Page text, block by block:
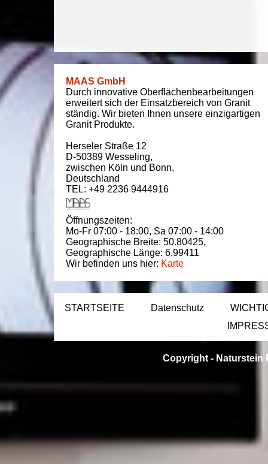
MAAS GmbH
Durch innovative Oberflächenbearbeitungen
erweitert sich der Einsatzbereich von Granit
ständig. Wir bieten Ihnen unsere einzigartigen
Granit Produkte.
Herseler Straße 12
D-50389 Wesseling,
zwischen Köln und Bonn,
Deutschland
TEL: +49 2236 9444916
Öffnungszeiten:
Mo-Fr 07:00 - 18:00, Sa 07:00 - 14:00
Geographische Breite: 50.80425,
Geographische Länge: 6.99411
Wir befinden uns hier: Karte
STARTSEITE Datenschutz
Copyright - Naturstein